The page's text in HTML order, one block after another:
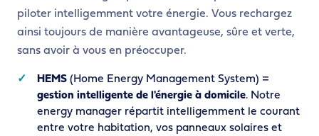
piloter intelligemment votre énergie. Vous rechargez
ainsi toujours de manière avantageuse, sûre et verte,
sans avoir à vous en préoccuper.
HEMS (Home Energy Management System) =
gestion intelligente de l'énergie à domicile. Notre
energy manager répartit intelligemment le courant
entre votre habitation, vos panneaux solaires et